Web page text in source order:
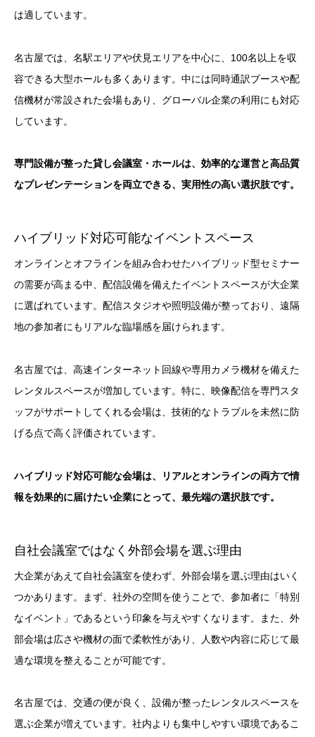
は適しています。
名古屋では、名駅エリアや伏見エリアを中心に、100名以上を収
容できる大型ホールも多くあります。中には同時通訳ブースや配
信機材が常設された会場もあり、グローバル企業の利用にも対応
しています。
専門設備が整った貸し会議室・ホールは、効率的な運営と高品質
なプレゼンテーションを両立できる、実用性の高い選択肢です。
ハイブリッド対応可能なイベントスペース
オンラインとオフラインを組み合わせたハイブリッド型セミナー
の需要が高まる中、配信設備を備えたイベントスペースが大企業
に選ばれています。配信スタジオや照明設備が整っており、遠隔
地の参加者にもリアルな臨場感を届けられます。
名古屋では、高速インターネット回線や専用カメラ機材を備えた
レンタルスペースが増加しています。特に、映像配信を専門スタ
ッフがサポートしてくれる会場は、技術的なトラブルを未然に防
げる点で高く評価されています。
ハイブリッド対応可能な会場は、リアルとオンラインの両方で情
報を効果的に届けたい企業にとって、最先端の選択肢です。
自社会議室ではなく外部会場を選ぶ理由
大企業があえて自社会議室を使わず、外部会場を選ぶ理由はいく
つかあります。まず、社外の空間を使うことで、参加者に「特別
なイベント」であるという印象を与えやすくなります。また、外
部会場は広さや機材の面で柔軟性があり、人数や内容に応じて最
適な環境を整えることが可能です。
名古屋では、交通の便が良く、設備が整ったレンタルスペースを
選ぶ企業が増えています。社内よりも集中しやすい環境であるこ